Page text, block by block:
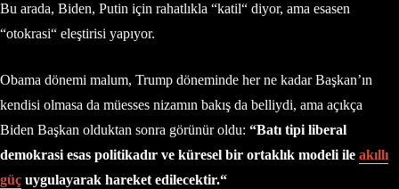
Bu arada, Biden, Putin için rahatlıkla “katil“ diyor, ama esasen
“otokrasi“ eleştirisi yapıyor.
Obama dönemi malum, Trump döneminde her ne kadar Başkan’ın
kendisi olmasa da müesses nizamın bakış da belliydi, ama açıkça
Biden Başkan olduktan sonra görünür oldu: “Batı tipi liberal
demokrasi esas politikadır ve küresel bir ortaklık modeli ile akıllı
güç uygulayarak hareket edilecektir.“